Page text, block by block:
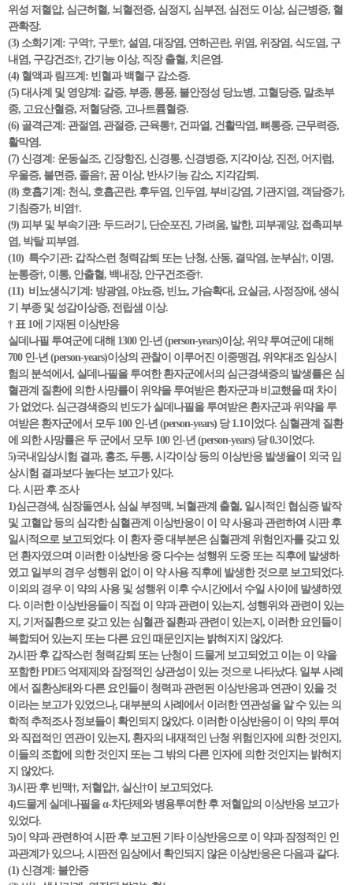
위성 저혈압, 심근허혈, 뇌혈전증, 심정지, 심부전, 심전도 이상, 심근병증, 혈
관확장.
(3) 소화기계: 구역†, 구토†, 설염, 대장염, 연하곤란, 위염, 위장염, 식도염, 구
내염, 구강건조†, 간기능 이상, 직장 출혈, 치은염.
(4) 혈액과 림프계: 빈혈과 백혈구 감소증.
(5) 대사계 및 영양계: 갈증, 부종, 통풍, 불안정성 당뇨병, 고혈당증, 말초부
종, 고요산혈증, 저혈당증, 고나트륨혈증.
(6) 골격근계: 관절염, 관절증, 근육통†, 건파열, 건활막염, 뼈통증, 근무력증,
활막염.
(7) 신경계: 운동실조, 긴장항진, 신경통, 신경병증, 지각이상, 진전, 어지럼,
우울증, 불면증, 졸음†, 꿈 이상, 반사기능 감소, 지각감퇴.
(8) 호흡기계: 천식, 호흡곤란, 후두염, 인두염, 부비강염, 기관지염, 객담증가,
기침증가, 비염†.
(9) 피부 및 부속기관: 두드러기, 단순포진, 가려움, 발한, 피부궤양, 접촉피부
염, 박탈 피부염.
(10) 특수기관: 갑작스런 청력감퇴 또는 난청, 산동, 결막염, 눈부심†, 이명,
눈통증†, 이통, 안출혈, 백내장, 안구건조증†.
(11) 비뇨생식기계: 방광염, 야뇨증, 빈뇨, 가슴확대, 요실금, 사정장애, 생식
기 부종 및 성감이상증, 전립샘 이상.
† 표 1에 기재된 이상반응
실데나필 투여군에 대해 1300 인-년 (person-years)이상, 위약 투여군에 대해
700 인-년 (person-years)이상의 관찰이 이루어진 이중맹검, 위약대조 임상시
험의 분석에서, 실데나필을 투여한 환자군에서의 심근경색증의 발생률은 심
혈관계 질환에 의한 사망률이 위약을 투여받은 환자군과 비교했을 때 차이
가 없었다. 심근경색증의 빈도가 실데나필을 투여받은 환자군과 위약을 투
여받은 환자군에서 모두 100 인-년 (person-years) 당 1.1이었다. 심혈관계 질환
에 의한 사망률은 두 군에서 모두 100 인-년 (person-years) 당 0.3이었다.
5)국내임상시험 결과, 홍조, 두통, 시각이상 등의 이상반응 발생율이 외국 임
상시험 결과보다 높다는 보고가 있다.
다. 시판 후 조사
1)심근경색, 심장돌연사, 심실 부정맥, 뇌혈관계 출혈, 일시적인 협심증 발작
및 고혈압 등의 심각한 심혈관계 이상반응이 이 약 사용과 관련하여 시판 후
일시적으로 보고되었다. 이 환자 중 대부분은 심혈관계 위험인자를 갖고 있
던 환자였으며 이러한 이상반응 중 다수는 성행위 도중 또는 직후에 발생하
였고 일부의 경우 성행위 없이 이 약 사용 직후에 발생한 것으로 보고되었다.
이외의 경우 이 약의 사용 및 성행위 이후 수시간에서 수일 사이에 발생하였
다. 이러한 이상반응들이 직접 이 약과 관련이 있는지, 성행위와 관련이 있는
지, 기저질환으로 갖고 있는 심혈관 질환과 관련이 있는지, 이러한 요인들이
복합되어 있는지 또는 다른 요인 때문인지는 밝혀지지 않았다.
2)시판 후 갑작스런 청력감퇴 또는 난청이 드물게 보고되었고 이는 이 약을
포함한 PDE5 억제제와 잠정적인 상관성이 있는 것으로 나타났다. 일부 사례
에서 질환상태와 다른 요인들이 청력과 관련된 이상반응과 연관이 있을 것
이라는 보고가 있었으나, 대부분의 사례에서 이러한 연관성을 알 수 있는 의
학적 추적조사 정보들이 확인되지 않았다. 이러한 이상반응이 이 약의 투여
와 직접적인 연관이 있는지, 환자의 내재적인 난청 위험인자에 의한 것인지,
이들의 조합에 의한 것인지 또는 그 밖의 다른 인자에 의한 것인지는 밝혀지
지 않았다.
3)시판 후 빈맥†, 저혈압†, 실신†이 보고되었다.
4)드물게 실데나필을 α-차단제와 병용투여한 후 저혈압의 이상반응 보고가
있었다.
5)이 약과 관련하여 시판 후 보고된 기타 이상반응으로 이 약과 잠정적인 인
과관계가 있으나, 시판전 임상에서 확인되지 않은 이상반응은 다음과 같다.
(1) 신경계: 불안증